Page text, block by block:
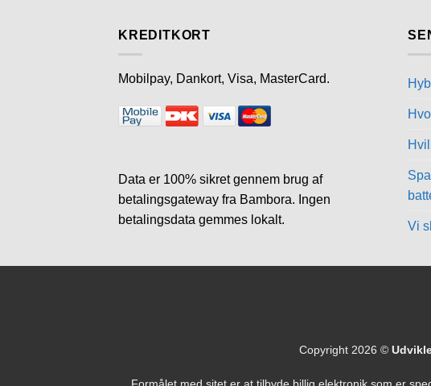
KREDITKORT
Mobilpay, Dankort, Visa, MasterCard.
Data er 100% sikret gennem brug af
betalingsgateway fra Bambora. Ingen
betalingsdata gemmes lokalt.
Vi
Copyright 2026 ©
Formålet med sitet er at tilbyde billig elektronik som er